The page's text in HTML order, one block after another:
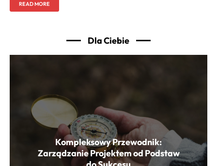
READ MORE
Dla Ciebie
Kompleksowy Przewodnik:
Zarządzanie Projektem od Podstaw